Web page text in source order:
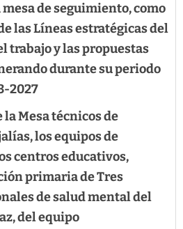
mesa de seguimiento, como
las Líneas estratégicas del
trabajo y las propuestas
durante su periodo
2027
Mesa técnicos de
los equipos de
centros educativos,
primaria de Tres
de salud mental del
del equipo